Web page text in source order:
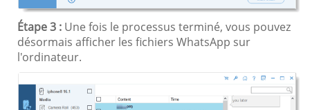
Étape 3 : Une fois le processus terminé, vous pouvez
désormais afficher les fichiers WhatsApp sur
l'ordinateur.